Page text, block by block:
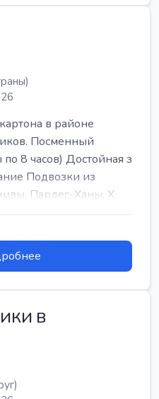
в районе
Посменный
8 часов) Достойная з
Подвозки из
Пардес-Ханы, Х...
В